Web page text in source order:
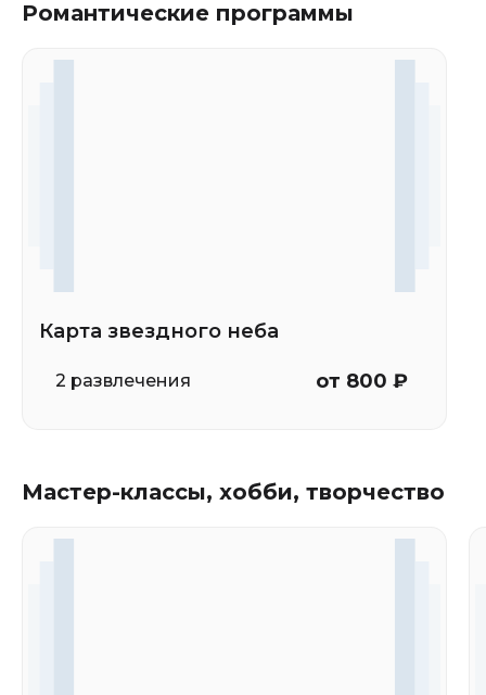
Романтические программы
Карта звездного неба
2 развлечения от 800 ₽
Мастер-классы, хобби, творчество